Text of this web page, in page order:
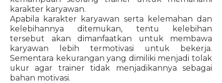
karakter karyawan.
Apabila karakter karyawan serta kelemahan dan
kelebihannya ditemukan, tentu kelebihan
tersebut akan dimanfaatkan untuk membawa
karyawan lebih termotivasi untuk bekerja.
Sementara kekurangan yang dimiliki menjadi tolak
ukur agar trainer tidak menjadikannya sebagai
bahan motivasi.